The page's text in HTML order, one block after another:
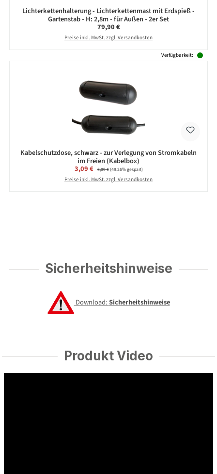
Lichterkettenhalterung - Lichterkettenmast mit Erdspieß -
Gartenstab - H: 2,8m - für Außen - 2er Set
Regulärer Preis:
79,90 €
Preise inkl. MwSt. zzgl. Versandkosten
Verfügbarkeit:
Kabelschutzdose, schwarz - zur Verlegung von Stromkabeln
im Freien (Kabelbox)
Verkaufspreis:
3,09 € Regulärer Preis:
6,09 €(49.26% gespart)
Preise inkl. MwSt. zzgl. Versandkosten
Sicherheitshinweise
Download:Sicherheitshinweise
Produkt Video